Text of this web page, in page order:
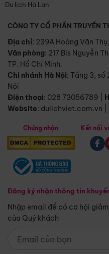
Du lịch Hà Lan
CÔNG TY CỔ PHẦN TRUYỀN
Địa chỉ: 239A Hoàng Văn
Văn phòng: 217 Bis Nguyễn
TP. Hồ Chí Minh.
Chi nhánh Hà Nội: Tầng 3, số
Nội
Điện thoại: 028 73056789
Website: dulichviet.com.vn
Chứng nhận
Đăng ký nhận thông tin
Nhập email để có cơ hội
của Quý khách
Kết nối